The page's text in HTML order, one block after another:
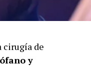
cirugía de
y